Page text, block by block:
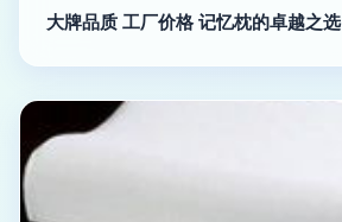
大牌品质 工厂价格 记忆枕的卓越之选